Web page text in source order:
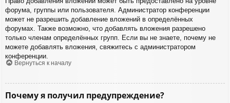
форума, группы или пользователя. Администратор конференции
может не разрешить добавление вложений в определённых
форумах. Также возможно, что добавлять вложения разрешено
только членам определённых групп. Если вы не знаете, почему не
можете добавлять вложения, свяжитесь с администратором
конференции.
Вернуться к началу
Почему я получил предупреждение?